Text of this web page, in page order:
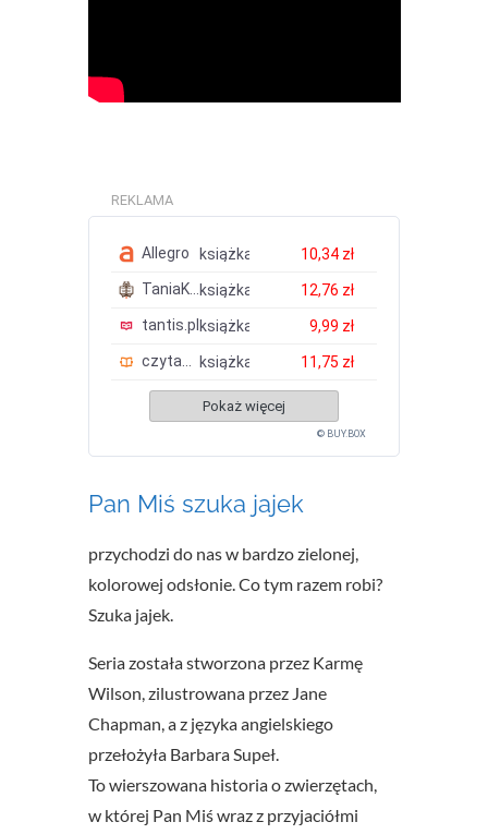
REKLAMA
Allegro książka
10,34 zł
TaniaKsiazka.pl
książka
12,76 zł
tantis.pl książka
9,99 zł
czytam.pl
książka 11,75 zł
Pokaż więcej
© BUY.BOX
Pan Miś szuka jajek
przychodzi do nas w bardzo zielonej,
kolorowej odsłonie. Co tym razem robi?
Szuka jajek.
Seria została stworzona przez Karmę
Wilson, zilustrowana przez Jane
Chapman, a z języka angielskiego
przełożyła Barbara Supeł.
To wierszowana historia o zwierzętach,
w której Pan Miś wraz z przyjaciółmi